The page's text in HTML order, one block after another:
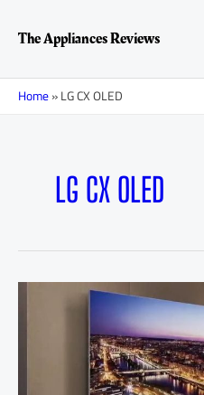
содержимому
The Appliances Reviews
Home»LG CX OLED
LG CX OLED